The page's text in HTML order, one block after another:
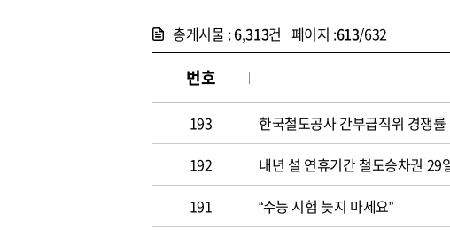
총게시물 :6,313건 페이지 :613/632
번호
193 한국철도공사 간부급직위 경쟁
192
내년 설 연휴기간 철도승차권 29
191
“수능 시험 늦지 마세요”